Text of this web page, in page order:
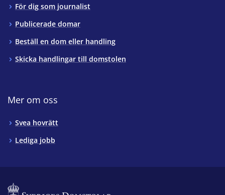
För dig som journalist
Publicerade domar
Beställ en dom eller handling
Skicka handlingar till domstolen
Mer om oss
Svea hovrätt
Lediga jobb